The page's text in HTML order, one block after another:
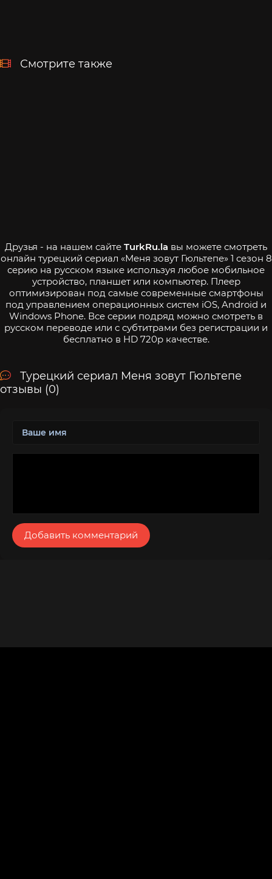
Смотрите также
Друзья - на нашем сайте TurkRu.la вы можете смотреть
онлайн турецкий сериал «Меня зовут Гюльтепе» 1 сезон 8
серию на русском языке используя любое мобильное
устройство, планшет или компьютер. Плеер
оптимизирован под самые современные смартфоны
под управлением операционных систем iOS, Android и
Windows Phone. Все серии подряд можно смотреть в
русском переводе или с субтитрами без регистрации и
бесплатно в HD 720p качестве.
Турецкий сериал Меня зовут Гюльтепе
отзывы (0)
Добавить комментарий